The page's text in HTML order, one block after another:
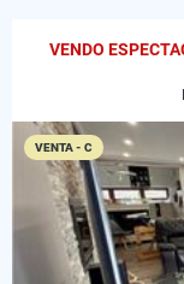
VENDO
VENTA - C